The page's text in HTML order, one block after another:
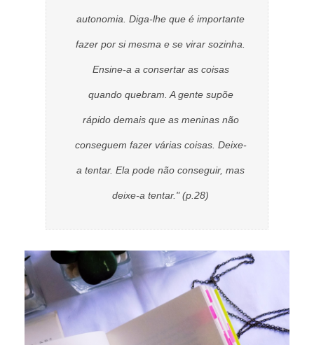
autonomia. Diga-lhe que é importante
fazer por si mesma e se virar sozinha.
Ensine-a a consertar as coisas
quando quebram. A gente supõe
rápido demais que as meninas não
conseguem fazer várias coisas. Deixe-
a tentar. Ela pode não conseguir, mas
deixe-a tentar." (p.28)